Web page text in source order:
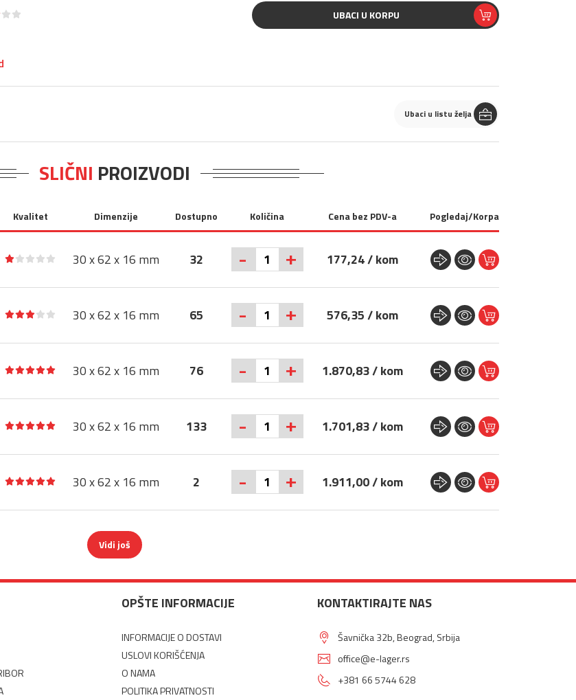
UBACI U KORPU
Ubaci u listu želja
SLIČNI PROIZVODI
Kvalitet Dimenzije Dostupno Količina Cena bez PDV-a Pogledaj/Korpa
30 x 62 x 16 mm 32 - + 177,24 / kom
30 x 62 x 16 mm 65 - + 576,35 / kom
30 x 62 x 16 mm 76 - + 1.870,83 / kom
30 x 62 x 16 mm 133 - + 1.701,83 / kom
30 x 62 x 16 mm 2 - + 1.911,00 / kom
Vidi još
OPŠTE INFORMACIJE
INFORMACIJE O DOSTAVI
USLOVI KORIŠĆENJA
O NAMA
POLITIKA PRIVATNOSTI
KONTAKTIRAJTE NAS
Šavnička 32b, Beograd, Srbija
office@e-lager.rs
+381 66 5744 628